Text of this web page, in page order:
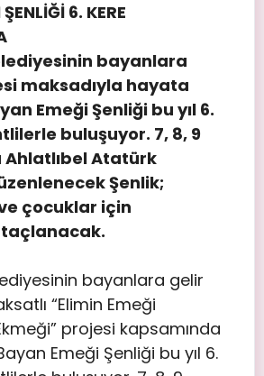
6. KERE
bayanlara
maksadıyla hayata
Emeği Şenliği bu yıl 6.
buluşuyor. 7, 8, 9
Ahlatlıbel Atatürk
Şenlik;
çocuklar için
bayanlara gelir
“Elimin Emeği
projesi kapsamında
Emeği Şenliği bu yıl 6.